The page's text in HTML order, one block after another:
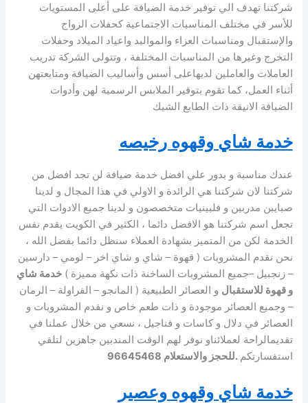
شركتنا تهدف الي توفير خدمة الضيافة على أعلى المستويات
للأسر في مختلف المناسبات الاجتماعية كحفلات الزواج
والإستقبال ومناسبات العزاء والمواليد واعياد الميلاد وحفلات
التخرج وغيرها من المناسبات المختلفة ، وتتولى الشركة تدريب
العاملات والعاملين لديهاعلى أسس وأساليب الضيافة ومتابعتهن
أثناء العمل، كما تقوم بتوفير الملابس الرسمية لهن وأدوات
الضيافة الانيقة ذات الطابع الشيك
خدمة شاي وقهوه رخيصه
عندك مناسبة و بدور علي افضل خدمة ضيافة لن تجد افضل من
شركتنا لان شركتنا هي الرائدة و الاولي في هذا المجال و لدينا
صبايبن مدربين و فلبينيات متخصصون و لدينا جميع الادوات التي
تجعل اسم شركتنا هو الافضل دائما ، الكثير في الكويت يقدم نفس
الخدمة لكن من المتميز بشهادة العملاء سنظل دائما بفضل الله ،
نحن نقدم المشروبات ( قهوة – شاي و شاي اخر – لومي – دارسين
– زنجبيل –جميع المشروبات الساخنة ذات نكهة مميزة )خدمة شاي
و قهوة للاستقبال و العصائر الطبيعية ( المانجو – الفراولة – الرمان
– وجميع العصائر موجودة و ذات طعم خاص و نقدم المشروبات و
العصائر في دلال و كاسات و فناجيل ، نسعي من خلال عملنا في
تقديمالراحة لعملائناو نوفر لهم الوقت المندبين جاهزين لتلقي
استفسارتكم .للحجز والاستعلام 96645468
خدمة شاي وقهوه وعصير